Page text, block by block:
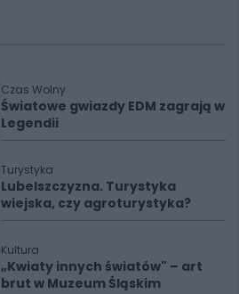
Czas Wolny
Światowe gwiazdy EDM zagrają w
Legendii
Turystyka
Lubelszczyzna. Turystyka
wiejska, czy agroturystyka?
Kultura
„Kwiaty innych światów" – art
brut w Muzeum Śląskim